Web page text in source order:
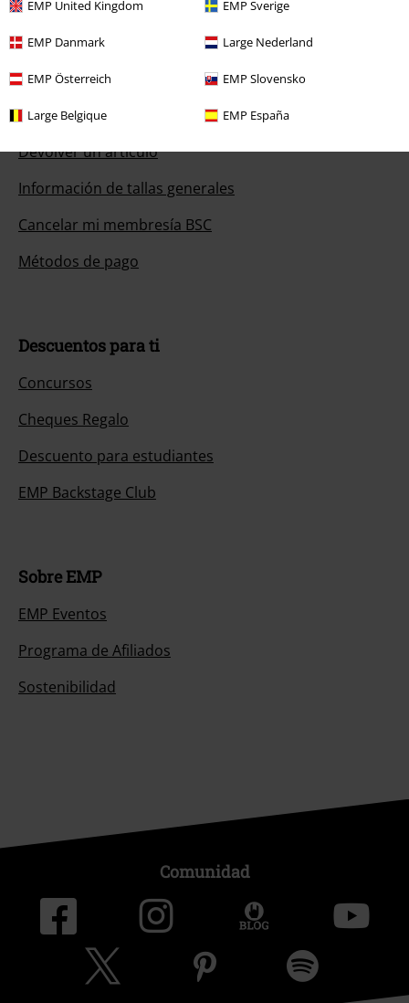
EMP United Kingdom EMP Sverige
EMP Danmark Large Nederland
EMP Österreich EMP Slovensko
Large Belgique EMP España
Servicio Atención al Cliente
Ayuda (FAQ)
Política de Devolución
Devolver un artículo
Información de tallas generales
Cancelar mi membresía BSC
Métodos de pago
Descuentos para ti
Concursos
Cheques Regalo
Descuento para estudiantes
EMP Backstage Club
Sobre EMP
EMP Eventos
Programa de Afiliados
Sostenibilidad
Comunidad